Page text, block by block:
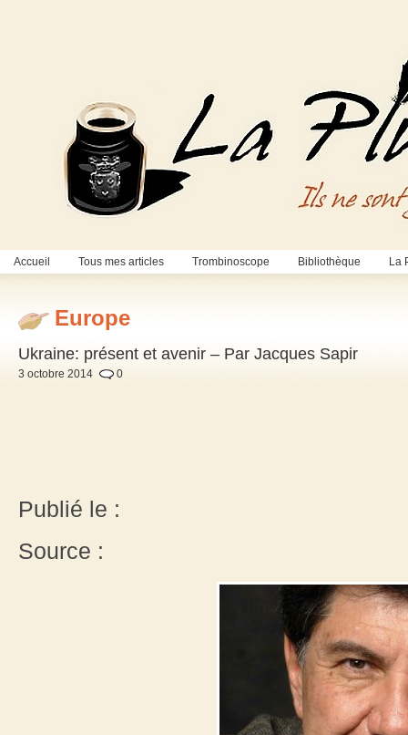
Accueil Tous mes articles Trombinoscope Bibliothèque La
Europe
Ukraine: présent et avenir – Par Jacques Sapir
3 octobre 2014 0
Publié le :
Source :